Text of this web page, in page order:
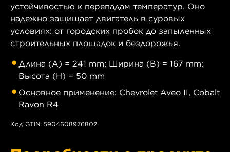
устойчивостью к перепадам температур. Оно
надежно защищает двигатель в суровых
условиях: от городских пробок до запыленных
строительных площадок и бездорожья.
Длина (A) = 241 mm; Ширина (B) = 167 mm;
Высота (H) = 50 mm
Основное применение: Chevrolet Aveo II, Cobalt
Ravon R4
Код GTIN: 5904608976802